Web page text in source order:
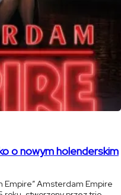
o nowym holenderskim
Empire” Amsterdam Empire